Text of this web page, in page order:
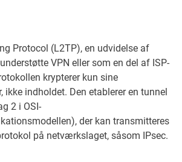
Protocol (L2TP), en udvidelse af
VPN eller som en del af ISP-
krypterer kun sine
ikke indholdet. Den etablerer en tunnel
2 i OSI-
der kan transmitteres
på netværkslaget, såsom IPsec.